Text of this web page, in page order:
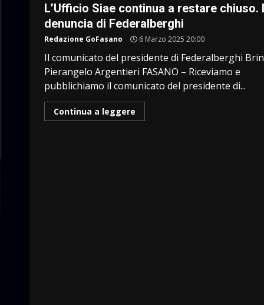
L’Ufficio Siae continua a restare chiuso.
denuncia di Federalberghi
Redazione GoFasano 6 Marzo 2025 20:00
Il comunicato del presidente di Federalberghi
Pierangelo Argentieri FASANO – Riceviamo e
pubblichiamo il comunicato del presidente di...
Continua a leggere